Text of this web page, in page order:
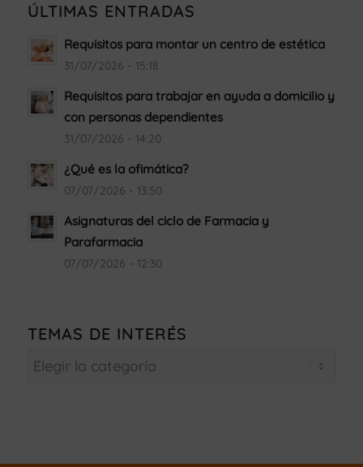
ÚLTIMAS ENTRADAS
Requisitos para montar un centro de estética
31/07/2026 - 15:18
Requisitos para trabajar en ayuda a domicilio y
con personas dependientes
31/07/2026 - 14:20
¿Qué es la ofimática?
07/07/2026 - 13:50
Asignaturas del ciclo de Farmacia y
Parafarmacia
07/07/2026 - 12:30
TEMAS DE INTERÉS